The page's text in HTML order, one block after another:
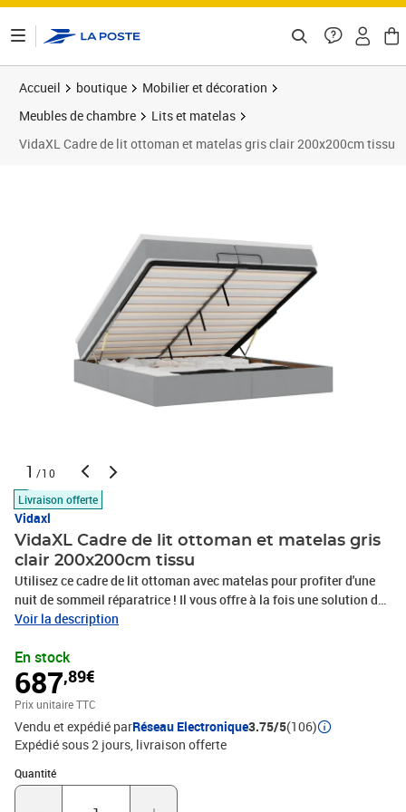
Accueil boutique
Mobilier et décoration
Meubles de chambre
Lits et matelas
VidaXL Cadre de lit ottoman et matelas gris clair 200x200cm tissu
1 /10
Livraison offerte
Vidaxl
VidaXL Cadre de lit ottoman et matelas gris
clair 200x200cm tissu
Utilisez ce cadre de lit ottoman avec matelas pour profiter d'une
nuit de sommeil réparatrice ! Il vous offre à la fois une solution de
rangement et une expérience de sommeil confortable. Matériau
douceur, de respirabilité et de durabilité, vous garantissant un
confort et une convivialité ultimes.Matelas à ressorts ensachés :
ce matelas à ressorts ensachés comporte des ressorts ensachés
individuels qui fonctionnent indépendamment pour offrir un
soutien personnalisé en réagissant uniquement à la pression
exercée dans chaque zone. Cette conception empêche «
l'enroulement » et réduit le transfert de mouvement par rapport aux
matelas traditionnels à ressorts ouverts. Chaque ressort ensaché
Voir la description
En stock
687,89€
Prix unitaire TTC
Vendu et expédié parRéseau Electronique3.75/5(106)
Expédié sous 2 jours livraison offerte
Quantité
Quantité : 1